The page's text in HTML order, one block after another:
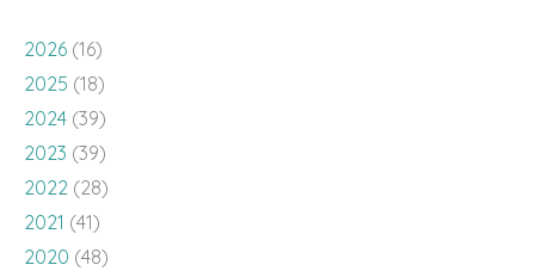
2026 (16)
2025 (18)
2024 (39)
2023 (39)
2022 (28)
2021 (41)
2020 (48)